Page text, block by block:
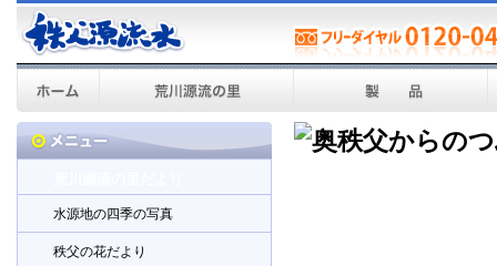
水源地の四季の写真
秩父の花だより